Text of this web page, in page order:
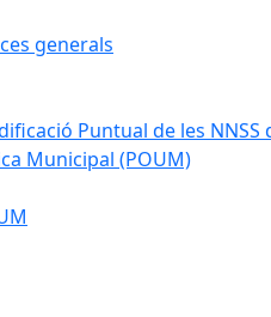
generals
Puntual de les NNSS
Municipal (POUM)